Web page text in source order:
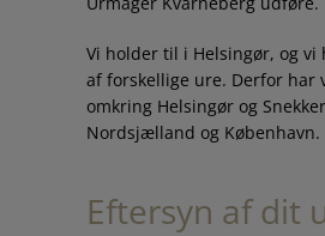
Vi holder til i Helsingør, og
af forskellige ure. Derfor har
omkring Helsingør og
Nordsjælland og København.
Eftersyn af dit